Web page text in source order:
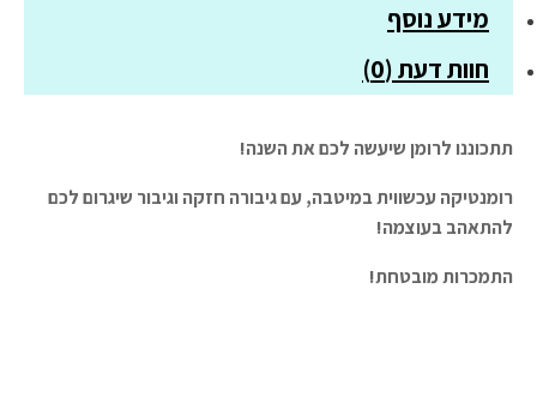
מידע נוסף
חוות דעת (0)
תתכוננו לרומן שיעשה לכם את השנה!
רומנטיקה עכשווית במיטבה, עם גיבורה חזקה וגיבור שיגרום לכם
להתאהב בעוצמה!
התמכרות מובטחת!